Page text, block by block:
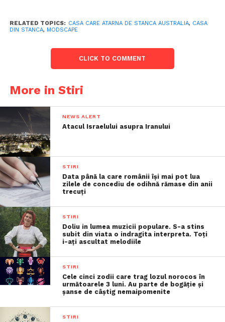
RELATED TOPICS: CASA CARE ATARNA DE STANCA AUSTRALIA, CASA
DIN STANCA, MODSCAPE
CLICK TO COMMENT
More in Stiri
NEWS ALERT
Atacul Israelului asupra Iranului
STIRI
Data până la care românii îşi mai pot lua
zilele de concediu de odihnă rămase din anii
trecuţi
STIRI
Doliu in lumea muzicii populare. S-a stins
subit din viata o indragita interpreta. Toți
i-ați ascultat melodiile
STIRI
Cele cinci zodii care trag lozul norocos în
următoarele 3 luni. Au parte de bogăție și
șanse de câștig nemaipomenite
STIRI